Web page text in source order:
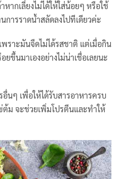
ากเลี่ยงไม่ได้ให้ใส่น้อยๆ หรือใช้
ารราดน้ำสลัดลงไปทีเดียวค่ะ
ราะมันจืดไม่ได้รสชาติ แต่เมื่อกิน
ขึ้นมาเองอย่างไม่น่าเชื่อเลยนะ
นๆ เพื่อให้ได้รับสารอาหารครบ
ต้ม จะช่วยเพิ่มโปรตีนและทำให้